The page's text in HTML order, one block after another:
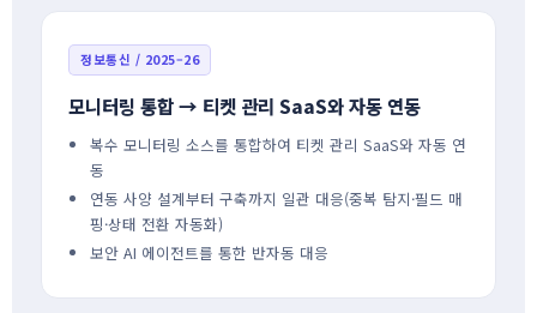
정보통신 / 2025–26
모니터링 통합 → 티켓 관리 SaaS와 자동 연동
복수 모니터링 소스를 통합하여 티켓 관리 SaaS와 자동 연
동
연동 사양 설계부터 구축까지 일관 대응(중복 탐지·필드 매
핑·상태 전환 자동화)
보안 AI 에이전트를 통한 반자동 대응